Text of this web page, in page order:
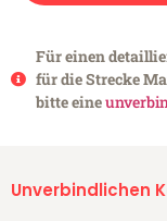
Für einen
für die Strecke
bitte eine
Unverbindlichen